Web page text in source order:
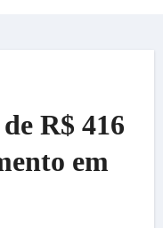
R$ 416
em